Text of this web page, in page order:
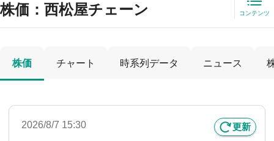
株価 ：西松屋チェーン コンテンツ
株価 チャート 時系列データ ニュース
2026/8/7 15:30 更新